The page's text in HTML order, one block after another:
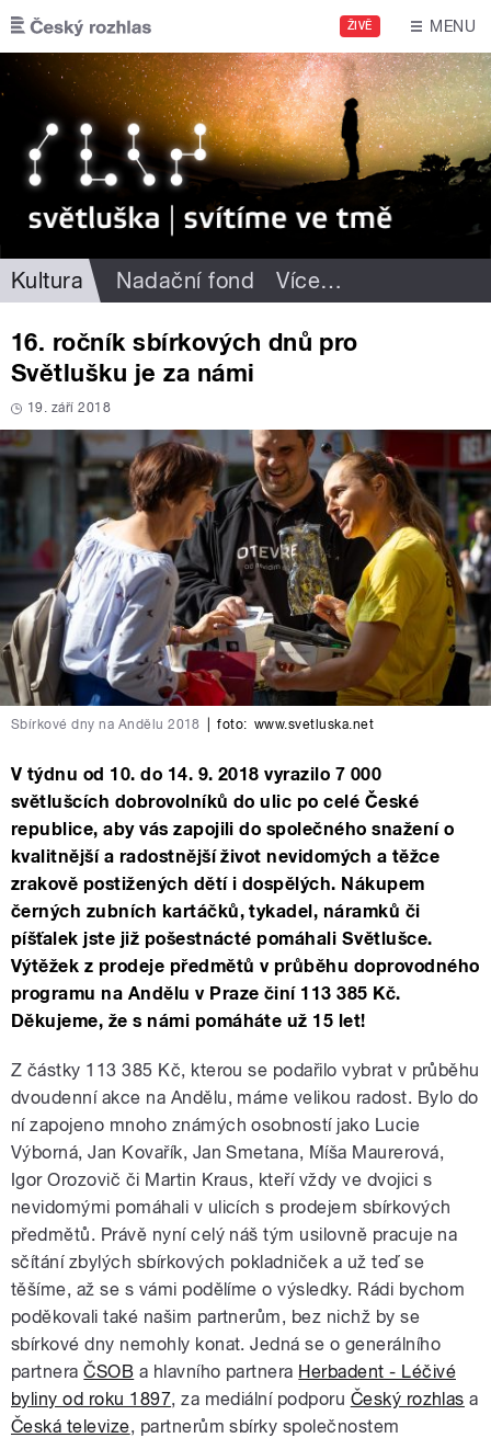
Přejít k hlavnímu obsahu
ŽIVĚ MENU
Kultura Nadační fond Více…
16. ročník sbírkových dnů pro
Světlušku je za námi
19. září 2018
Sbírkové dny na Andělu 2018 foto: www.svetluska.net
V týdnu od 10. do 14. 9. 2018 vyrazilo 7 000
světlušcích dobrovolníků do ulic po celé České
republice, aby vás zapojili do společného snažení o
kvalitnější a radostnější život nevidomých a těžce
zrakově postižených dětí i dospělých. Nákupem
černých zubních kartáčků, tykadel, náramků či
píšťalek jste již pošestnácté pomáhali Světlušce.
Výtěžek z prodeje předmětů v průběhu doprovodného
programu na Andělu v Praze činí 113 385 Kč.
Děkujeme, že s námi pomáháte už 15 let!
Z částky 113 385 Kč, kterou se podařilo vybrat v průběhu
dvoudenní akce na Andělu, máme velikou radost. Bylo do
ní zapojeno mnoho známých osobností jako Lucie
Výborná, Jan Kovařík, Jan Smetana, Míša Maurerová,
Igor Orozovič či Martin Kraus, kteří vždy ve dvojici s
nevidomými pomáhali v ulicích s prodejem sbírkových
předmětů. Právě nyní celý náš tým usilovně pracuje na
sčítání zbylých sbírkových pokladniček a už teď se
těšíme, až se s vámi podělíme o výsledky. Rádi bychom
poděkovali také našim partnerům, bez nichž by se
sbírkové dny nemohly konat. Jedná se o generálního
partneraČSOB a hlavního partnera Herbadent - Léčivé
byliny od roku 1897, za mediální podporu Český rozhlas a
Česká televize, partnerům sbírky společnostem